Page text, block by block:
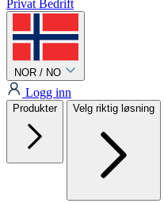
Privat Bedrift
NOR / NO
Logg inn
Produkter Velg riktig løsning